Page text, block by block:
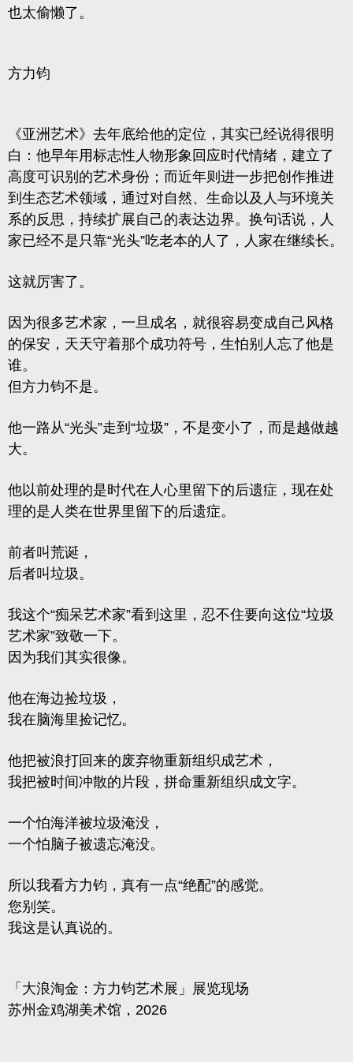
也太偷懒了。
方力钧
《亚洲艺术》 去年底给他的定位，其实已经说得很明
白：他早年用标志性人物形象回应时代情绪，建立了
高度可识别的艺术身份；而近年则进一步把创作推进
到生态艺术领域，通过对自然、生命以及人与环境关
系的反思，持续扩展自己的表达边界。换句话说，人
家已经不是只靠“光头”吃老本的人了，人家在继续长。
这就厉害了。
因为很多艺术家，一旦成名，就很容易变成自己风格
的保安，天天守着那个成功符号，生怕别人忘了他是
谁。
但方力钧不是。
他一路从“光头”走到“垃圾”，不是变小了，而是越做越
大。
他以前处理的是时代在人心里留下的后遗症 ，现在处
理的是 人类在世界里留下的后遗症。
前者叫荒诞，
后者叫垃圾。
我这个“痴呆艺术家”看到这里，忍不住要向这位“垃圾
艺术家”致敬一下。
因为我们其实很像。
他在海边捡垃圾，
我在脑海里捡记忆。
他把被浪打回来的废弃物重新组织成艺术，
我把被时间冲散的片段，拼命重新组织成文字。
一个怕海洋被垃圾淹没，
一个怕脑子被遗忘淹没。
所以我看方力钧，真有一点“绝配”的感觉。
您别笑。
我这是认真说的。
「大浪淘金：方力钧艺术展」展览现场
苏州金鸡湖美术馆，2026